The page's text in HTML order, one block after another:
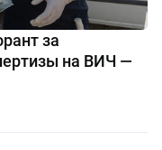
за
на ВИЧ —